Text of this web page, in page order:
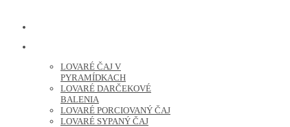
LOVARÉ ČAJ V
PYRAMÍDKACH
LOVARÉ DARČEKOVÉ
BALENIA
LOVARÉ PORCIOVANÝ ČAJ
LOVARÉ SYPANÝ ČAJ